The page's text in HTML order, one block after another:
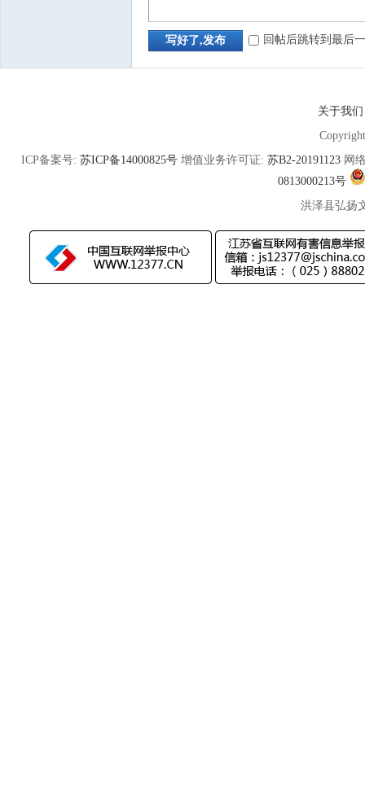
写好了,发布 回帖后跳转到最后
关于我们
ICP备案号: 苏ICP备14000825号 增值业务许可证: 苏B2-20191123 网
0813000213号
洪泽县弘扬